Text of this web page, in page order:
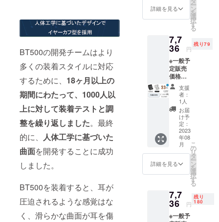
BT500の開発チームはより
多くの装着スタイルに対応
するために、 18ヶ月以上の
期間にわたって、1000人以
上に対して装着テストと調
整を繰り返しました。最終
的に、 人体工学に基づいた
曲面を開発することに成功
しました。
BT500を装着すると、耳が
圧迫されるような感覚はな
く、滑らかな曲面が耳を傷
案者に
ます。
x1 ケー
ブルx1
取扱説
※包装サ
イズ：
9.5*11.
5*3.8c
m ※総重
量：
121g ※
ラー：
ブラッ
クとホ
ワイト
※お届け
日より
6ヶ月
間、起
案者に
ます。
詳細を見る ー
ン
を
選
択
す
る
7,7
36 円
残り79
※一般予
定販売
価格：
11,211
円の
33％OF
F 1セッ
ト内
容：
BT500
本体x1
充電
ケース
x1 ケー
ブルx1
取扱説
※包装サ
イズ：
9.5*11.
5*3.8c
支援
者：
1人
お届
け予
定：
2023
年08
月
詳細を見る
こ
の
リ
タ
ー
ン
を
選
択
す
る
7,7
36 円
残り
180
※一般予